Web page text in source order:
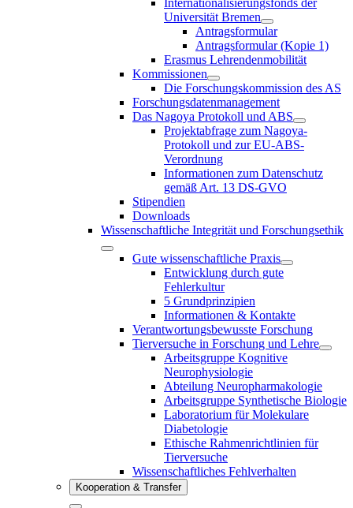
Universität Bremen
Antragsformular
Antragsformular (Kopie 1)
Erasmus Lehrendenmobilität
Kommissionen
Die Forschungskommission des AS
Forschungsdatenmanagement
Das Nagoya Protokoll und ABS
Projektabfrage zum Nagoya-
Protokoll und zur EU-ABS-
Verordnung
Informationen zum Datenschutz
gemäß Art. 13 DS-GVO
Stipendien
Downloads
Wissenschaftliche Integrität und Forschungsethik
Gute wissenschaftliche Praxis
Entwicklung durch gute
Fehlerkultur
5 Grundprinzipien
Informationen & Kontakte
Verantwortungsbewusste Forschung
Tierversuche in Forschung und Lehre
Arbeitsgruppe Kognitive
Neurophysiologie
Abteilung Neuropharmakologie
Arbeitsgruppe Synthetische Biologie
Laboratorium für Molekulare
Diabetologie
Ethische Rahmenrichtlinien für
Tierversuche
Wissenschaftliches Fehlverhalten
Kooperation & Transfer